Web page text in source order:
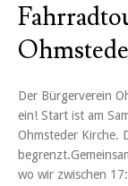
Ohmstede
Der Bürgerverein
ein! Start ist am
Ohmsteder Kirche.
wo wir zwischen